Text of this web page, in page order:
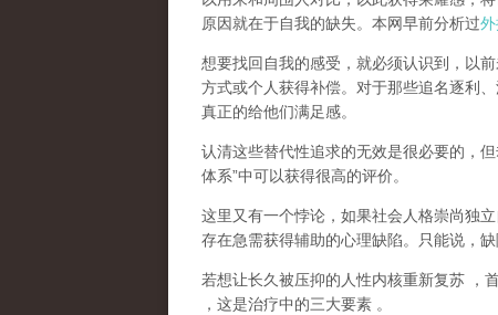
原因就在于自我的缺失。本网早前分析过
想要找回自我的感受，就必须认识到，以
方式或个人获得补偿。对于那些追名逐利
真正的给他们满足感。
认清这些替代性追求的无效是很必要的，
体系”中可以获得很高的评价。
这里又有一个悖论，如果社会人格崇尚独立
存在急需获得辅助的心理缺陷。只能说，
若想让长久被压抑的人性内核重新复苏 ，
，这是治疗中的三大要素 。